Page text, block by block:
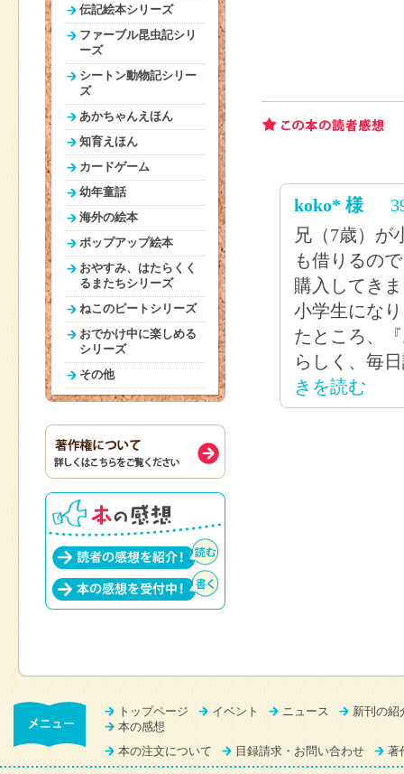
伝記絵本シリーズ
ファーブル昆虫記シリ
ーズ
シートン動物記シリー
ズ
あかちゃんえほん
知育えほん
カードゲーム
幼年童話
海外の絵本
ポップアップ絵本
おやすみ、はたらくく
るまたちシリーズ
ねこのピートシリーズ
おでかけ中に楽しめる
シリーズ
その他
koko* 様
兄（7歳）が
も借りるの
購入してき
小学生にな
たところ、
らしく、毎
きを読む
トップページ イベント ニュース
新刊の紹
本の感想
本の注文について
目録請求・お問い合わせ 著